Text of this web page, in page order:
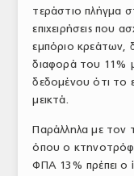
τεράστιο πλήγμα
επιχειρήσεις που
εμπόριο κρεάτων,
διαφορά του 11%
δεδομένου ότι το
μεικτά.
Παράλληλα με τον
όπου ο
ΦΠΑ 13% πρέπει ο